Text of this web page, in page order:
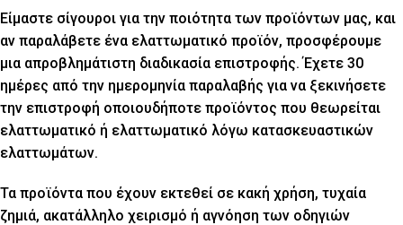
Είμαστε σίγουροι για την ποιότητα των προϊόντων μας, και
αν παραλάβετε ένα ελαττωματικό προϊόν, προσφέρουμε
μια απροβλημάτιστη διαδικασία επιστροφής. Έχετε 30
ημέρες από την ημερομηνία παραλαβής για να ξεκινήσετε
την επιστροφή οποιουδήποτε προϊόντος που θεωρείται
ελαττωματικό ή ελαττωματικό λόγω κατασκευαστικών
ελαττωμάτων.
Τα προϊόντα που έχουν εκτεθεί σε κακή χρήση, τυχαία
ζημιά, ακατάλληλο χειρισμό ή αγνόηση των οδηγιών